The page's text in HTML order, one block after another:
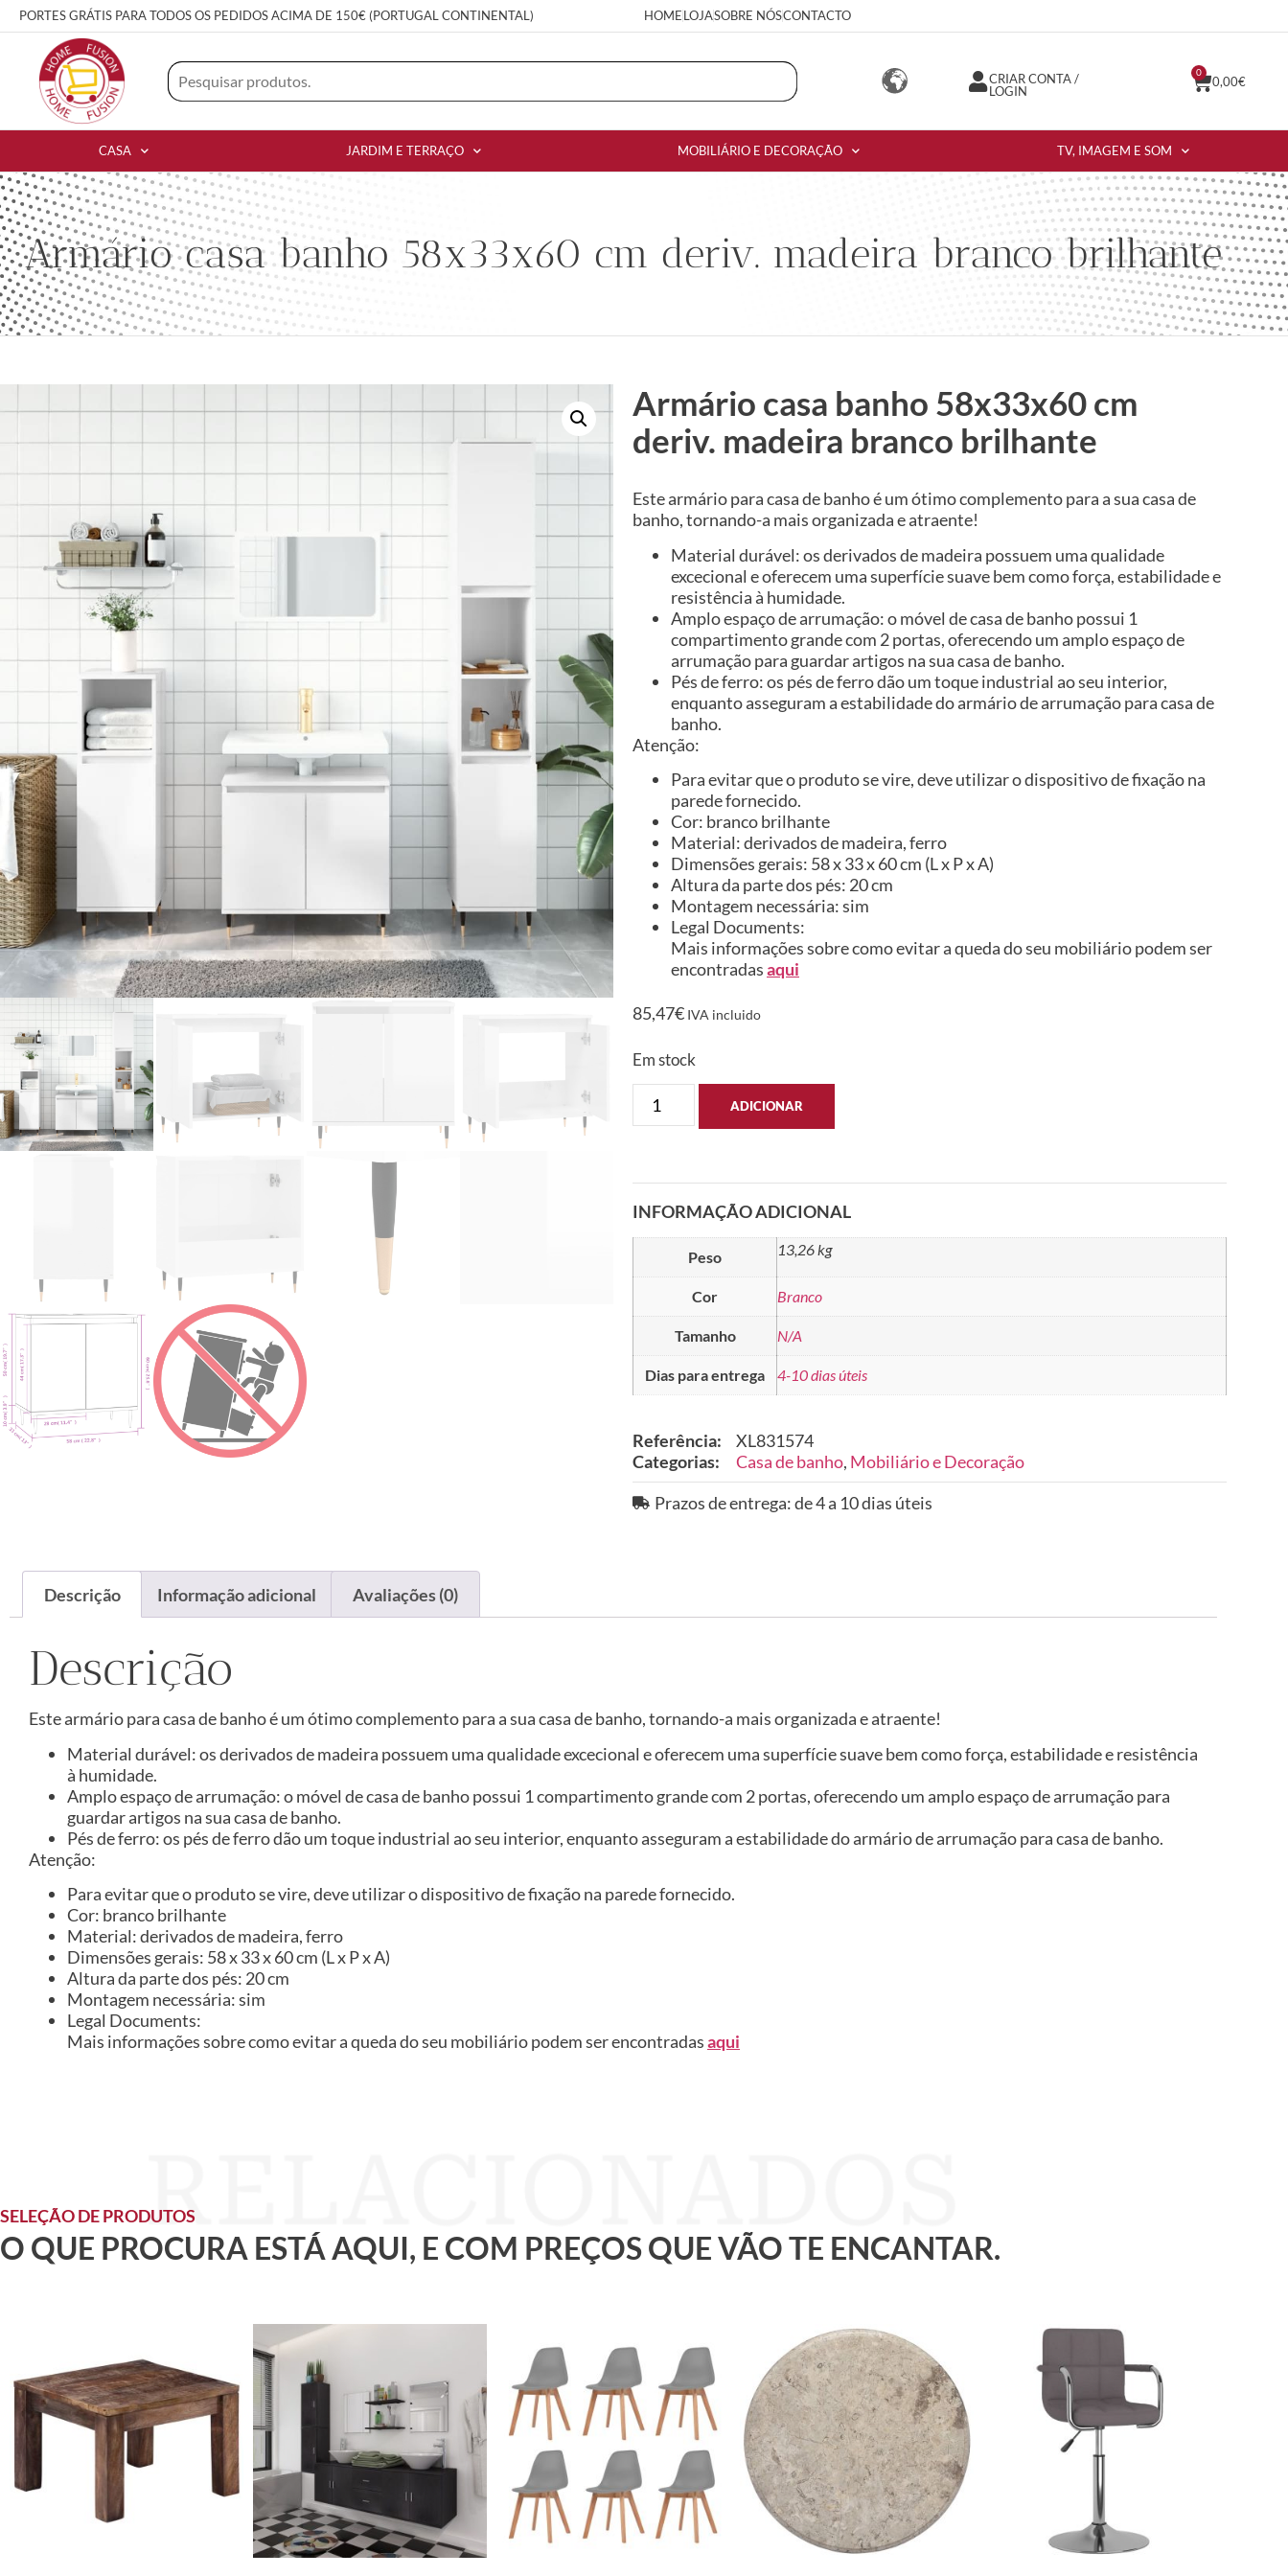
PORTES GRÁTIS PARA TODOS OS PEDIDOS ACIMA DE 150€ (PORTUGAL CONTINENTAL) HOMELOJASOBRE NÓSCONTACTO
CRIAR CONTA /
LOGIN
0,00€
0
CASA JARDIM E TERRAÇO MOBILIÁRIO E DECORAÇÃO TV, IMAGEM E SOM
Armário casa banho 58x33x60 cm deriv. madeira branco brilhante
Armário casa banho 58x33x60 cm
deriv. madeira branco brilhante
Este armário para casa de banho é um ótimo complemento para a sua casa de
banho, tornando-a mais organizada e atraente!
Material durável: os derivados de madeira possuem uma qualidade
excecional e oferecem uma superfície suave bem como força, estabilidade e
resistência à humidade.
Amplo espaço de arrumação: o móvel de casa de banho possui 1
compartimento grande com 2 portas, oferecendo um amplo espaço de
arrumação para guardar artigos na sua casa de banho.
Pés de ferro: os pés de ferro dão um toque industrial ao seu interior,
enquanto asseguram a estabilidade do armário de arrumação para casa de
banho.
Atenção:
Para evitar que o produto se vire, deve utilizar o dispositivo de fixação na
parede fornecido.
Cor: branco brilhante
Material: derivados de madeira, ferro
Dimensões gerais: 58 x 33 x 60 cm (L x P x A)
Altura da parte dos pés: 20 cm
Montagem necessária: sim
Legal Documents:
Mais informações sobre como evitar a queda do seu mobiliário podem ser
encontradasaqui
85,47€ IVA incluido
Em stock
ADICIONAR
INFORMAÇÃO ADICIONAL
Peso 13,26 kg
Cor Branco
Tamanho N/A
Dias para entrega 4-10 dias úteis
Referência:
XL831574
Categorias:
Casa de banho, Mobiliário e Decoração
Prazos de entrega: de 4 a 10 dias úteis
Descrição Informação adicional Avaliações (0)
Descrição
Este armário para casa de banho é um ótimo complemento para a sua casa de banho, tornando-a mais organizada e atraente!
Material durável: os derivados de madeira possuem uma qualidade excecional e oferecem uma superfície suave bem como força, estabilidade e resistência
à humidade.
Amplo espaço de arrumação: o móvel de casa de banho possui 1 compartimento grande com 2 portas, oferecendo um amplo espaço de arrumação para
guardar artigos na sua casa de banho.
Pés de ferro: os pés de ferro dão um toque industrial ao seu interior, enquanto asseguram a estabilidade do armário de arrumação para casa de banho.
Atenção:
Para evitar que o produto se vire, deve utilizar o dispositivo de fixação na parede fornecido.
Cor: branco brilhante
Material: derivados de madeira, ferro
Dimensões gerais: 58 x 33 x 60 cm (L x P x A)
Altura da parte dos pés: 20 cm
Montagem necessária: sim
Legal Documents:
Mais informações sobre como evitar a queda do seu mobiliário podem ser encontradasaqui
SELEÇÃO DE PRODUTOS
O QUE PROCURA ESTÁ AQUI, E COM PREÇOS QUE VÃO TE ENCANTAR.